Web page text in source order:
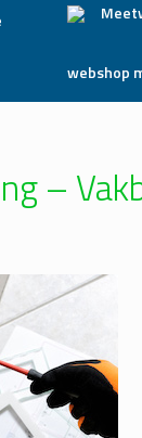
webshop
–